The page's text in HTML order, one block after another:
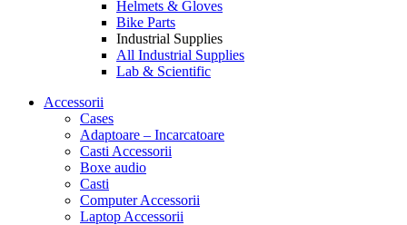
Helmets & Gloves
Bike Parts
Industrial Supplies
All Industrial Supplies
Lab & Scientific
Accessorii
Cases
Adaptoare – Incarcatoare
Casti Accessorii
Boxe audio
Casti
Computer Accessorii
Laptop Accessorii